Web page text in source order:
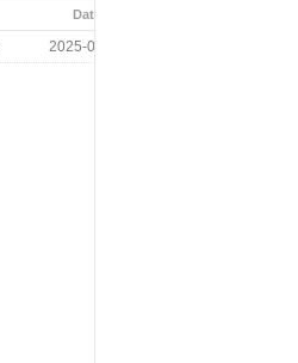
Date
2025-06-02